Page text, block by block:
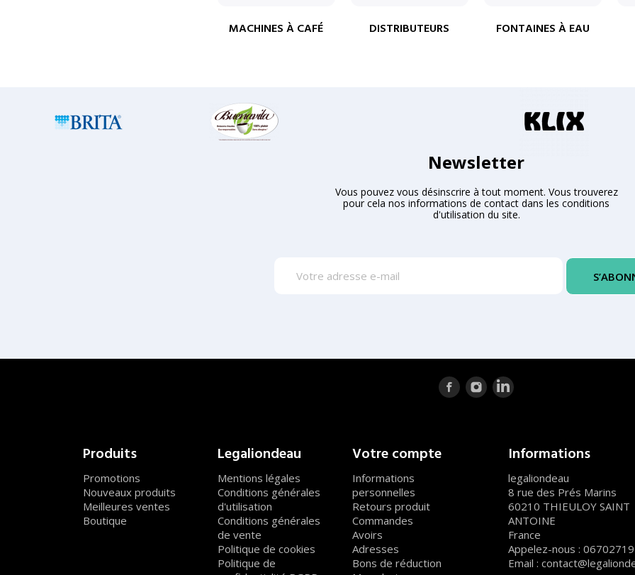
MACHINES À CAFÉ DISTRIBUTEURS FONTAINES À EAU
Newsletter
Vous pouvez vous désinscrire à tout moment. Vous trouverez
pour cela nos informations de contact dans les conditions
d'utilisation du site.
Produits
Promotions
Nouveaux produits
Meilleures ventes
Boutique
Legaliondeau
Mentions légales
Conditions générales
d'utilisation
Conditions générales
de vente
Politique de cookies
Politique de
Votre compte
Informations
personnelles
Retours produit
Commandes
Avoirs
Adresses
Bons de réduction
Informations
legaliondeau
8 rue des Prés Marins
60210 THIEULOY SAINT
ANTOINE
France
Appelez-nous :
Email :